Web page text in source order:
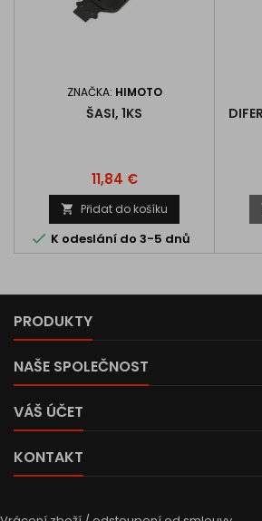
ZNAČKA: HIMOTO
ŠASI, 1KS
Cena
11,84 €
 Přidat do košíku
 K odeslání do 3-5 dnů
PRODUKTY
NAŠE SPOLEČNOST
VÁŠ ÚČET
KONTAKT